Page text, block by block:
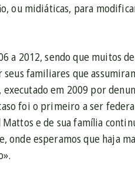
ou midiáticas, para
a 2012, sendo que muitos
familiares que
em 2009 por
foi o primeiro a ser
e de sua família
onde esperamos que haja